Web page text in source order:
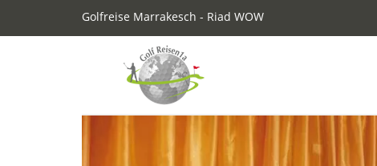
Golfreise Marrakesch - Riad WOW
Previous